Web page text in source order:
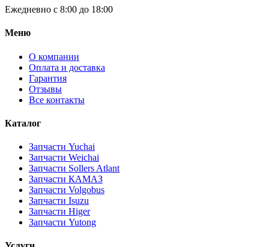
Ежедневно с 8:00 до 18:00
Меню
О компании
Оплата и доставка
Гарантия
Отзывы
Все контакты
Каталог
Запчасти Yuchai
Запчасти Weichai
Запчасти Sollers Atlant
Запчасти КАМАЗ
Запчасти Volgobus
Запчасти Isuzu
Запчасти Higer
Запчасти Yutong